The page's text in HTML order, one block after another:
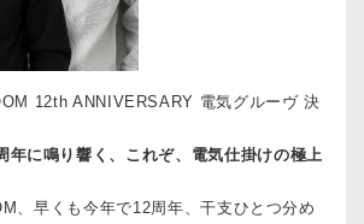
12th ANNIVERSARY 電気グルーヴ 決
年に鳴り響く、これぞ、電気仕掛けの極上
、早くも今年で12周年、干支ひとつ分め